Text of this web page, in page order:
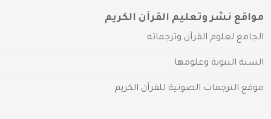
مواقع نشر وتعليم القرآن الكريم
الجامع لعلوم القرآن وترجماته
السنة النبوية وعلومها
موقع الترجمات الصوتية للقرآن الكريم